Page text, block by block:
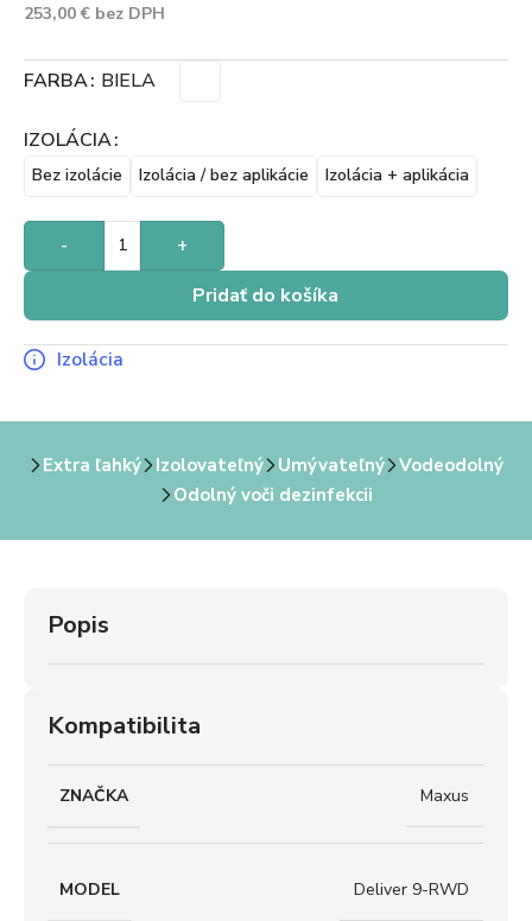
253,00€ bez DPH
FARBA BIELA
IZOLÁCIA
Bez izolácie Izolácia / bez aplikácie Izolácia + aplikácia
- +
Pridať do košíka
Izolácia
Extra ľahký Izolovateľný Umývateľný
Vodeodolný
Odolný voči dezinfekcii
Popis
Kompatibilita
ZNAČKA Maxus
MODEL Deliver 9-RWD